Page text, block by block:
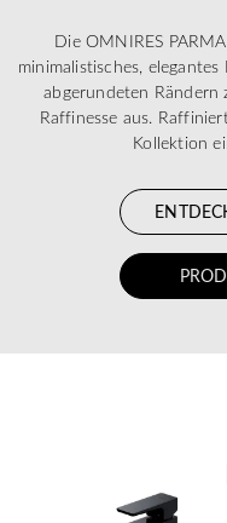
Die OMNIRES
minimalistisches,
abgerundeten
Raffinesse aus.
Kollektion